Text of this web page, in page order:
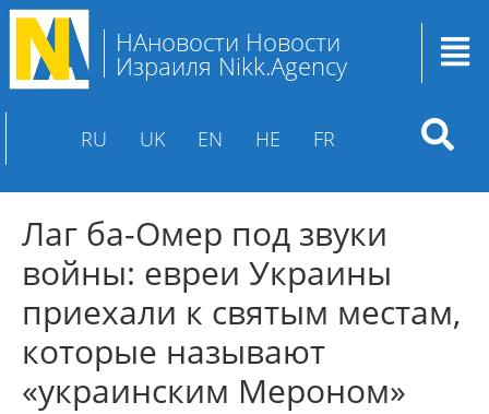
НАновости Новости
Израиля Nikk.Agency
RU UK EN HE FR
Лаг ба-Омер под звуки
войны: евреи Украины
приехали к святым местам,
которые называют
«украинским Мероном»